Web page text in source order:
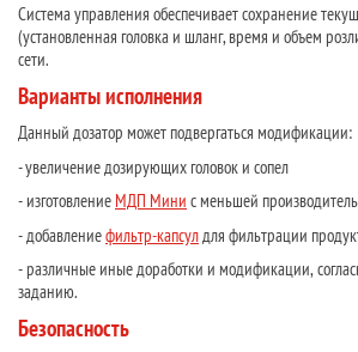
Система управления обеспечивает сохранение
(установленная головка и шланг, время и объем
сети.
Варианты исполнения
Данный дозатор может подвергаться модификации:
- увеличение дозирующих головок и сопел
- изготовление МДП Мини с меньшей
- добавлениефильтр-капсул для фильтрации
- различные иные доработки и модификации,
заданию.
Безопасность